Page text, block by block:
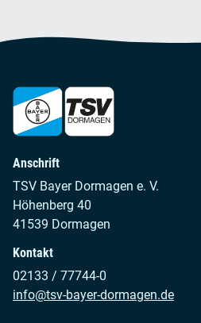
Anschrift
TSV Bayer Dormagen e. V.
Höhenberg 40
41539 Dormagen
Kontakt
02133 / 77744-0
info@tsv-bayer-dormagen.de